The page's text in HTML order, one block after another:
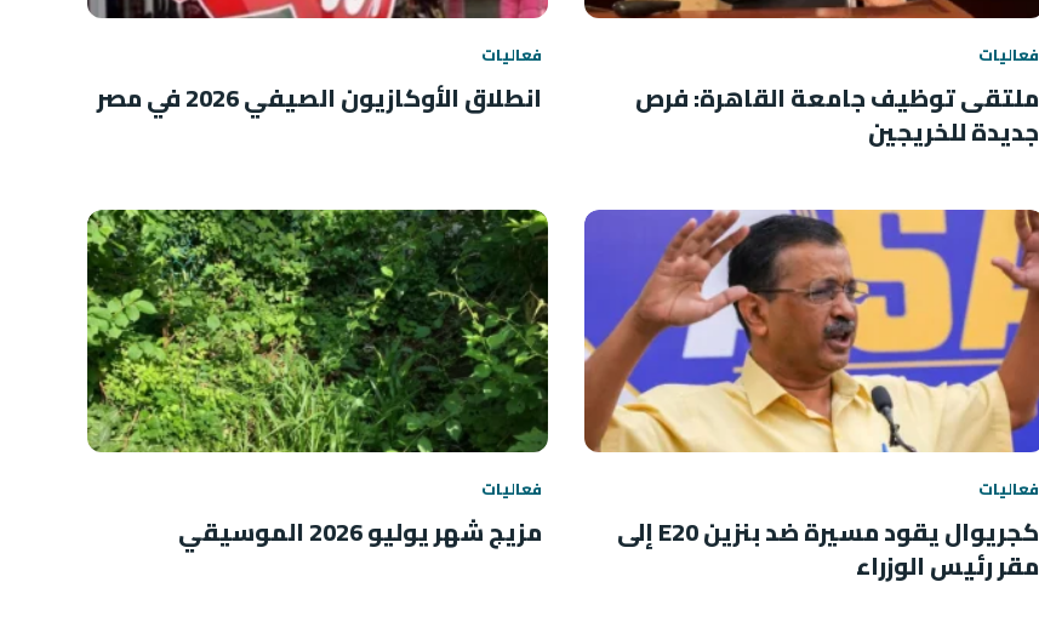
فعاليات
ملتقى توظيف جامعة القاهرة: فرص
جديدة للخريجين
فعاليات
انطلاق الأوكازيون الصيفي 2026 في مصر
فعاليات
كجريوال يقود مسيرة ضد بنزين E20 إلى
مقر رئيس الوزراء
فعاليات
مزيج شهر يوليو 2026 الموسيقي